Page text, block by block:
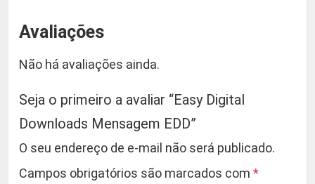
Avaliações
Não há avaliações ainda.
Seja o primeiro a avaliar “Easy Digital
Downloads Mensagem EDD”
O seu endereço de e-mail não será publicado.
Campos obrigatórios são marcados com *